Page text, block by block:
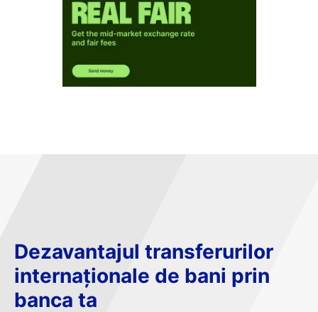
Dezavantajul transferurilor
internaționale de bani prin
banca ta